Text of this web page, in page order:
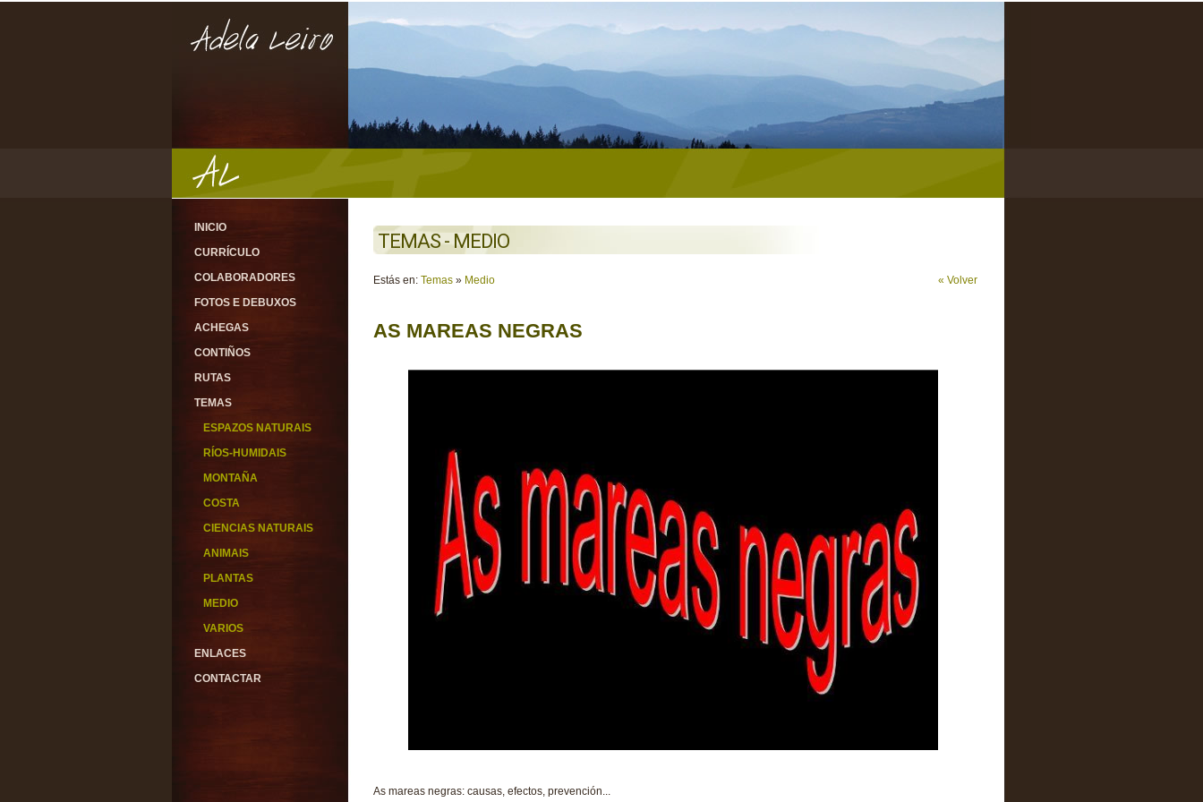
INICIO
CURRÍCULO
COLABORADORES
FOTOS E DEBUXOS
ACHEGAS
CONTIÑOS
RUTAS
TEMAS
ESPAZOS NATURAIS
RÍOS-HUMIDAIS
MONTAÑA
COSTA
CIENCIAS NATURAIS
ANIMAIS
PLANTAS
MEDIO
VARIOS
ENLACES
CONTACTAR
TEMAS - MEDIO
« Volver
Estás en: Temas » Medio
AS MAREAS NEGRAS
As mareas negras: causas, efectos, prevención...